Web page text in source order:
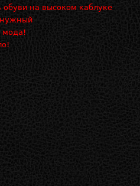
обуви на высоком каблуке
нужный
мода!